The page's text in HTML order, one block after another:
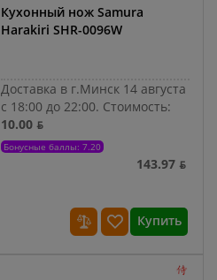
Кухонный нож Samura
Harakiri SHR-0096W
Доставка в г.Минск 14 августа
с 18:00 до 22:00. Стоимость:
10.00 ƃ
Бонусные баллы: 7.20
143.97 ƃ
Купить